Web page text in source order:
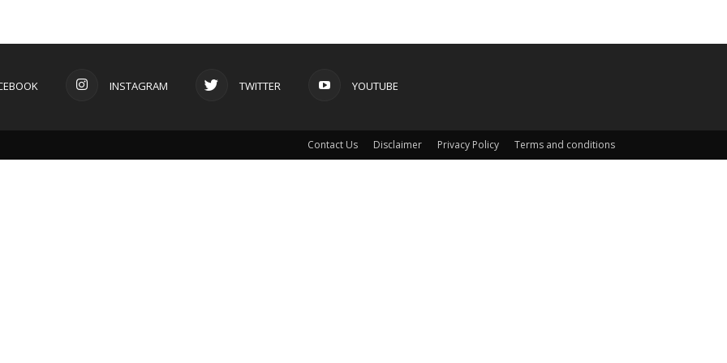
INSTAGRAM TWITTER YOUTUBE
Contact Us Disclaimer Privacy Policy Terms and conditions